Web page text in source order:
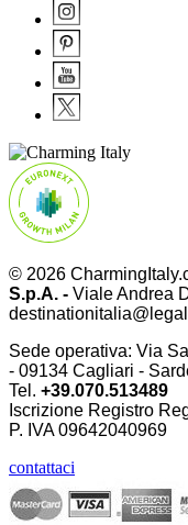
© 2026
S.p.A. - Viale Andrea
Sede operativa: Via
- 09134 Cagliari -
Tel. +39.070.513489
Iscrizione Registro
P. IVA09642040969
contattaci